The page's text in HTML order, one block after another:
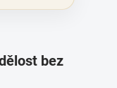
bez